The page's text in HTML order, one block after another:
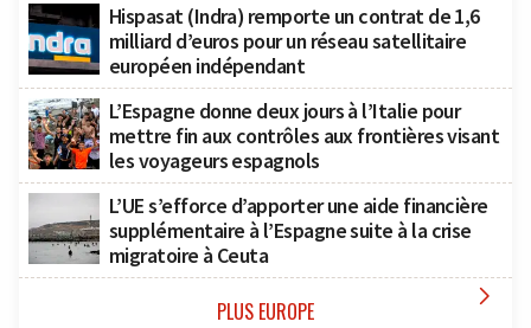
Hispasat (Indra) remporte un contrat de 1,6
milliard d’euros pour un réseau satellitaire
européen indépendant
L’Espagne donne deux jours à l’Italie pour
mettre fin aux contrôles aux frontières visant
les voyageurs espagnols
L’UE s’efforce d’apporter une aide financière
supplémentaire à l’Espagne suite à la crise
migratoire à Ceuta
PLUS EUROPE 